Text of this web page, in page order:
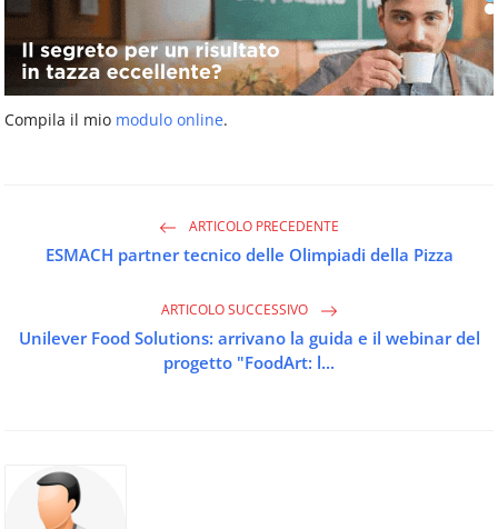
Compila il mio modulo online.
ARTICOLO PRECEDENTE
ESMACH partner tecnico delle Olimpiadi della Pizza
ARTICOLO SUCCESSIVO
Unilever Food Solutions: arrivano la guida e il webinar del
progetto "FoodArt: l...